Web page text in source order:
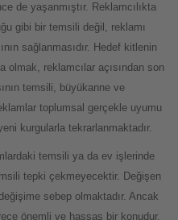
de yaşanmıştır. Reklamcılıkta
gibi bir temsili değil, reklamı
sağlanmasıdır. Hedef kitlenin
olmak, reklamcılar açısından son
temsili, büyükanne ve
toplumsal gerçekle uyumu
kurgularla tekrarlanmaktadır.
temsili ya da ev işlerinde
tepki çekmeyecektir. Değişen
sebep olmaktadır. Ancak
önemli ve hassas bir konudur.